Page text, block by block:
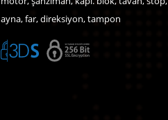
ayna, far, direksiyon, tampon